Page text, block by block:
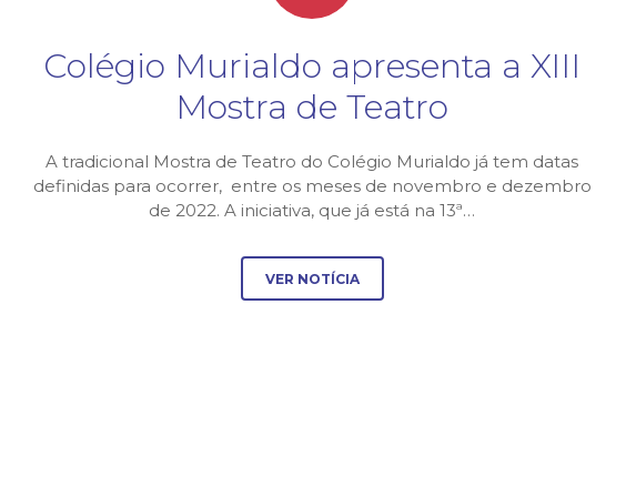
Colégio Murialdo apresenta a XIII
Mostra de Teatro
A tradicional Mostra de Teatro do Colégio Murialdo já tem datas
definidas para ocorrer, entre os meses de novembro e dezembro
de 2022. A iniciativa, que já está na 13ª…
VER NOTÍCIA